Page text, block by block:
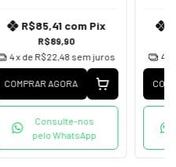
R$89,90
R$85,41 com Pix
4x de R$22,48 sem juros
COMPRAR AGORA
Consulte-nos
pelo WhatsApp
4